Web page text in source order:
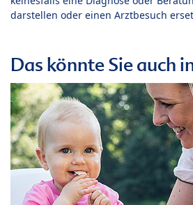
darstellen oder einen Arztbesuch
Das könnte Sie auch